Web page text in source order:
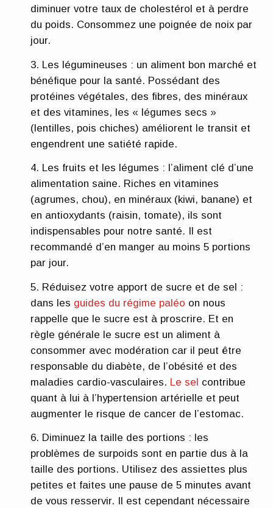
diminuer votre taux de cholestérol et à perdre
du poids. Consommez une poignée de noix par
jour.
Les légumineuses : un aliment bon marché et
bénéfique pour la santé. Possédant des
protéines végétales, des fibres, des minéraux
et des vitamines, les « légumes secs »
(lentilles, pois chiches) améliorent le transit et
engendrent une satiété rapide.
Les fruits et les légumes : l’aliment clé d’une
alimentation saine. Riches en vitamines
(agrumes, chou), en minéraux (kiwi, banane) et
en antioxydants (raisin, tomate), ils sont
indispensables pour notre santé. Il est
recommandé d’en manger au moins 5 portions
par jour.
Réduisez votre apport de sucre et de sel :
dans les guides du régime paléo on nous
rappelle que le sucre est à proscrire. Et en
règle générale le sucre est un aliment à
consommer avec modération car il peut être
responsable du diabète, de l’obésité et des
maladies cardio-vasculaires. Le sel contribue
quant à lui à l’hypertension artérielle et peut
augmenter le risque de cancer de l’estomac.
Diminuez la taille des portions : les
problèmes de surpoids sont en partie dus à la
taille des portions. Utilisez des assiettes plus
petites et faites une pause de 5 minutes avant
de vous resservir. Il est cependant nécessaire